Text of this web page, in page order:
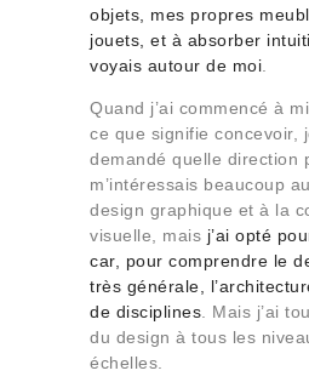
objets, mes propres
jouets, et à absorber
voyais autour de moi
Quand j’ai commencé à
ce que signifie concevoir,
demandé quelle direction
m’intéressais beaucoup
design graphique et à la
visuelle, mais j’ai opté
car, pour comprendre le
très générale,
de disciplines . Mais j’ai
du design à tous les
échelles.